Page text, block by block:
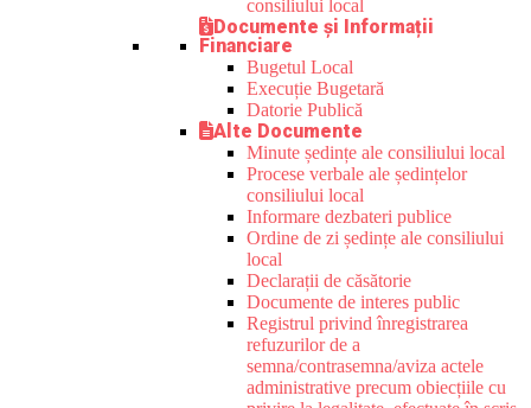
consiliului local
Documente și Informații
Financiare
Bugetul Local
Execuție Bugetară
Datorie Publică
Alte Documente
Minute ședințe ale consiliului local
Procese verbale ale ședințelor
consiliului local
Informare dezbateri publice
Ordine de zi ședințe ale consiliului
local
Declarații de căsătorie
Documente de interes public
Registrul privind înregistrarea
refuzurilor de a
semna/contrasemna/aviza actele
administrative precum obiecțiile cu